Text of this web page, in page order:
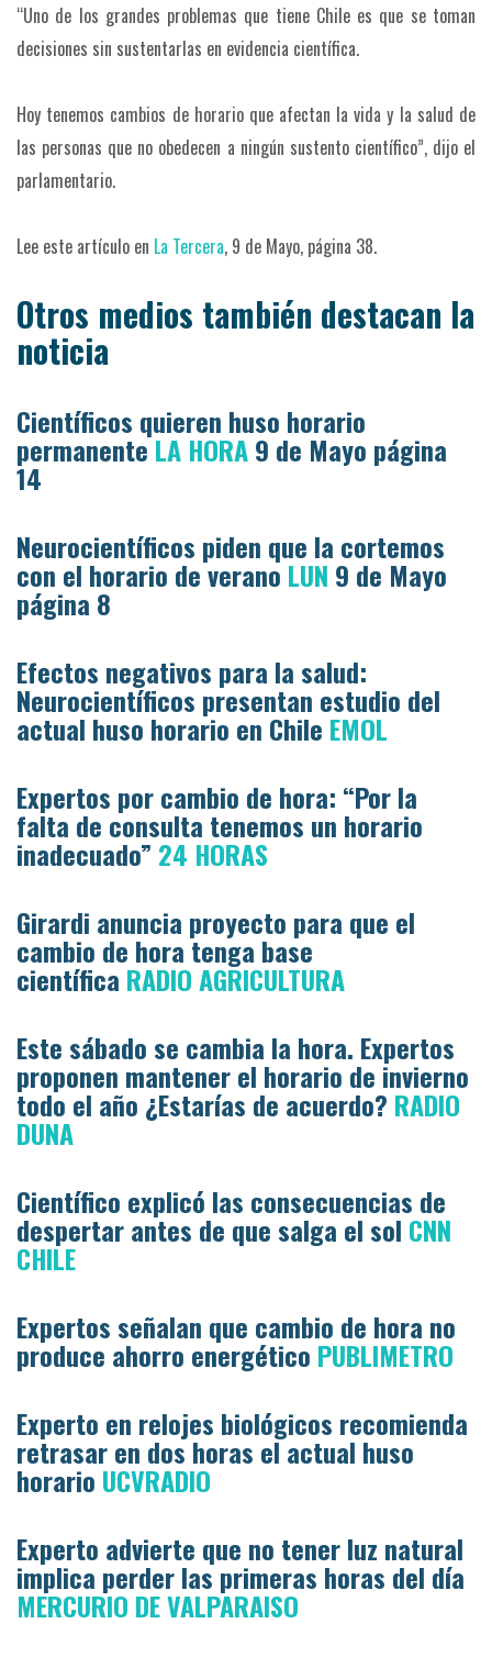
“Uno de los grandes problemas que tiene Chile es que se toman
decisiones sin sustentarlas en evidencia científica.
Hoy tenemos cambios de horario que afectan la vida y la salud de
las personas que no obedecen a ningún sustento científico”, dijo el
parlamentario.
Lee este artículo en La Tercera, 9 de Mayo, página 38.
Otros medios también destacan la
noticia
Científicos quieren huso horario
permanenteLA HORA9 de Mayo página
14
Neurocientíficos piden que la cortemos
con el horario de verano LUN 9 de Mayo
página 8
Efectos negativos para la salud:
Neurocientíficos presentan estudio del
actual huso horario en Chile EMOL
Expertos por cambio de hora: “Por la
falta de consulta tenemos un horario
inadecuado” 24 HORAS
Girardi anuncia proyecto para que el
cambio de hora tenga base
científica RADIO AGRICULTURA
Este sábado se cambia la hora. Expertos
proponen mantener el horario de invierno
todo el año ¿Estarías de acuerdo? RADIO
DUNA
Científico explicó las consecuencias de
despertar antes de que salga el sol CNN
CHILE
Expertos señalan que cambio de hora no
produce ahorro energético PUBLIMETRO
Experto en relojes biológicos recomienda
retrasar en dos horas el actual huso
horario UCVRADIO
Experto advierte que no tener luz natural
implica perder las primeras horas del día
MERCURIO DE VALPARAISO